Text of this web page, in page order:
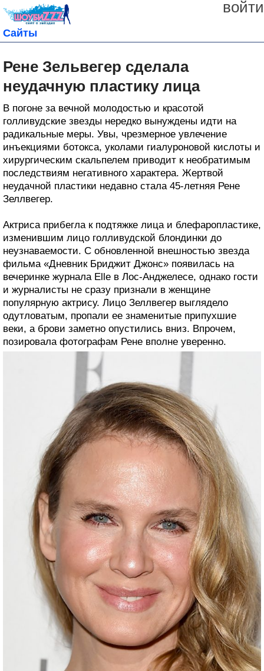
войти
Сайты
Рене Зельвегер сделала
неудачную пластику лица
В погоне за вечной молодостью и красотой
голливудские звезды нередко вынуждены идти на
радикальные меры. Увы, чрезмерное увлечение
инъекциями ботокса, уколами гиалуроновой кислоты и
хирургическим скальпелем приводит к необратимым
последствиям негативного характера. Жертвой
неудачной пластики недавно стала 45-летняя Рене
Зеллвегер.
Актриса прибегла к подтяжке лица и блефаропластике,
изменившим лицо голливудской блондинки до
неузнаваемости. С обновленной внешностью звезда
фильма «Дневник Бриджит Джонс» появилась на
вечеринке журнала Elle в Лос-Анджелесе, однако гости
и журналисты не сразу признали в женщине
популярную актрису. Лицо Зеллвегер выглядело
одутловатым, пропали ее знаменитые припухшие
веки, а брови заметно опустились вниз. Впрочем,
позировала фотографам Рене вполне уверенно.